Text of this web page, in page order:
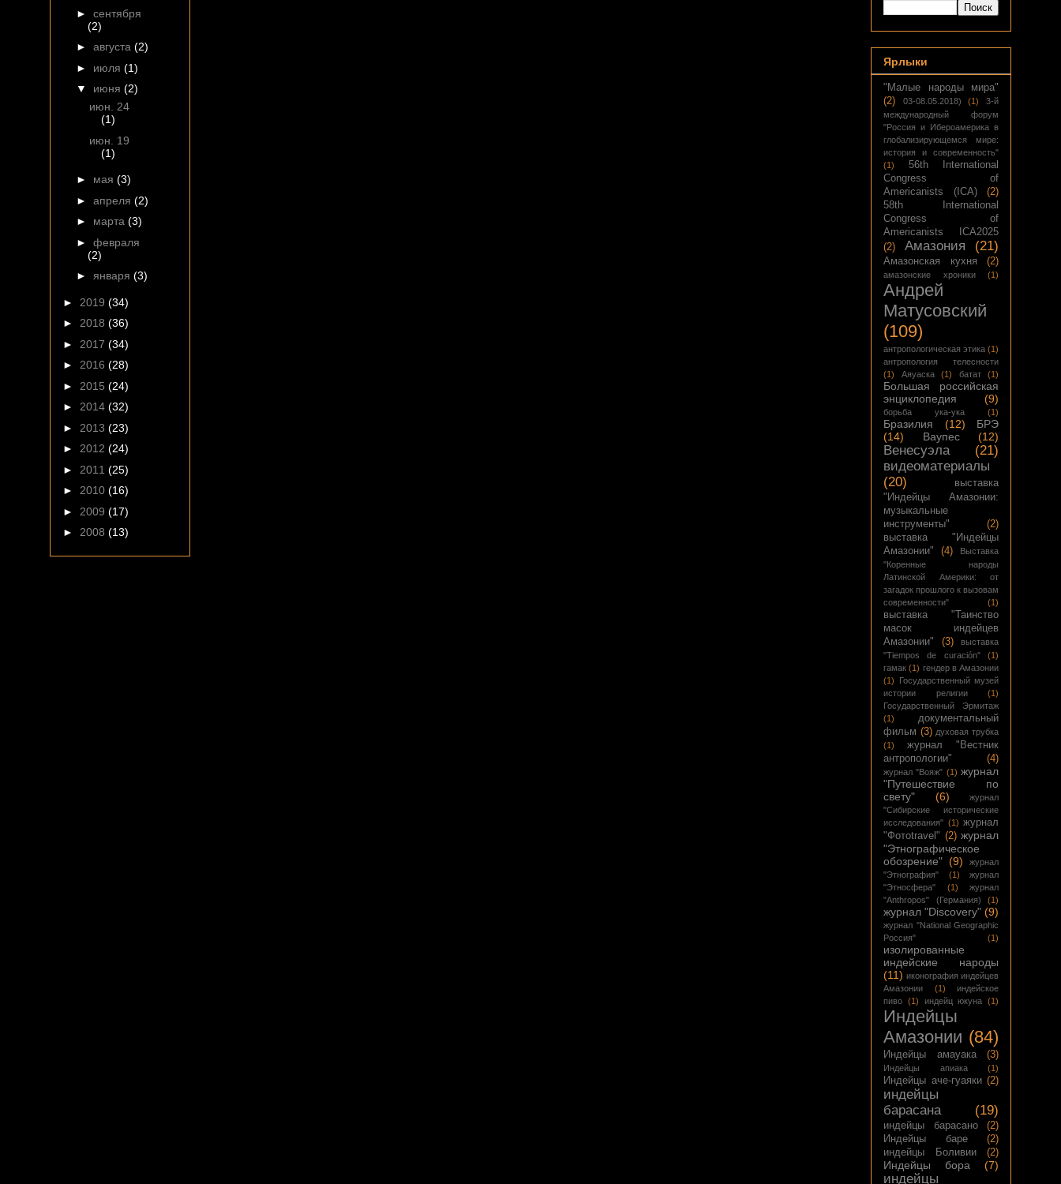
► сентября
(2)
► августа (2)
► июля (1)
▼ июня (2)
июн. 24
(1)
июн. 19
(1)
► мая (3)
► апреля (2)
► марта (3)
► февраля
(2)
► января (3)
► 2019 (34)
► 2018 (36)
► 2017 (34)
► 2016 (28)
► 2015 (24)
► 2014 (32)
► 2013 (23)
► 2012 (24)
► 2011 (25)
► 2010 (16)
► 2009 (17)
► 2008 (13)
Ярлыки
"Малые народы мира"
(2)
03-08.05.2018) (1)
3-й
международный форум
"Россия и Ибероамерика в
глобализирующемся мире:
история и современность"
(1)
56th International
Congress of
Americanists (ICA)
(2)
58th International
Congress of
Americanists ICA2025
(2)
Амазония (21)
Амазонская кухня (2)
амазонские хроники (1)
Андрей
Матусовский
(109)
антропологическая этика (1)
антропология телесности
(1)
Аяуаска (1) батат (1)
Большая российская
энциклопедия
(9)
борьба ука-ука (1)
Бразилия (12)
БРЭ
(14)
Ваупес (12)
Венесуэла
(21)
видеоматериалы
(20)
выставка
"Индейцы Амазонии:
музыкальные
инструменты"
(2)
выставка "Индейцы
Амазонии"
(4)
Выставка
"Коренные народы
Латинской Америки: от
загадок прошлого к вызовам
современности"
(1)
выставка "Таинство
масок индейцев
Амазонии"
(3)
выставка
"Tiempos de curación"
(1)
гамак (1) гендер в Амазонии
(1)
Государственный музей
истории религии
(1)
Государственный Эрмитаж
(1)
документальный
фильм (3) духовая трубка
(1)
журнал "Вестник
антропологии"
(4)
журнал "Вояж" (1) журнал
"Путешествие по
свету"
(6)
журнал
"Сибирские исторические
исследования" (1) журнал
"Фотоtravel" (2) журнал
"Этнографическое
обозрение" (9)
журнал
"Этнография"
(1)
журнал
"Этносфера"
(1)
журнал
"Anthropos" (Германия)
(1)
журнал "Discovery" (9)
журнал "National Geographic
Россия"
(1)
изолированные
индейские народы
(11) иконография индейцев
Амазонии
(1)
индейское
пиво (1) индейц юкуна (1)
Индейцы
Амазонии (84)
Индейцы амауака (3)
Индейцы апиака (1)
Индейцы аче-гуаяки (2)
индейцы
барасана
(19)
индейцы барасано
(2)
Индейцы баре
(2)
индейцы Боливии
(2)
Индейцы бора (7)
индейцы